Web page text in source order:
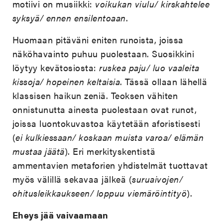
motiivi on musiikki: voikukan viulu/ kirskahtelee
syksyä/ ennen ensilentoaan.
Huomaan pitäväni eniten runoista, joissa
näköhavainto puhuu puolestaan. Suosikkini
löytyy kevätosiosta:ruskea paju/ luo vaaleita
kissoja/ hopeinen keltaisia. Tässä ollaan lähellä
klassisen haikun zeniä. Teoksen vähiten
onnistunutta ainesta puolestaan ovat runot,
joissa luontokuvastoa käytetään aforistisesti
(ei kulkiessaan/ koskaan muista varoa/ elämän
mustaa jäätä). Eri merkityskentistä
ammentavien metaforien yhdistelmät tuottavat
myös välillä sekavaa jälkeä (suruaivojen/
ohitusleikkaukseen/ loppuu viemäröintityö).
Eheys jää vaivaamaan